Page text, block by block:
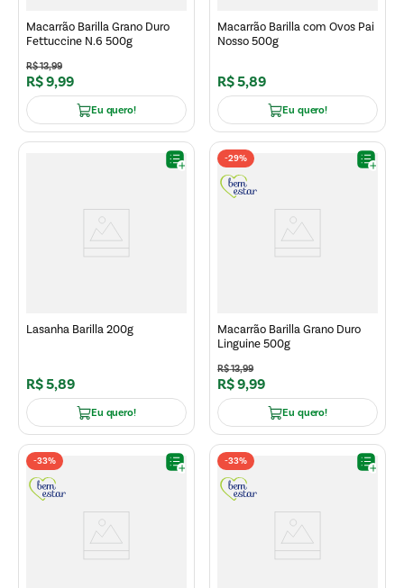
Macarrão Barilla Grano Duro
Fettuccine N.6 500g
R$13,99
R$9,99
Eu quero!
Macarrão Barilla com Ovos Pai
Nosso 500g
R$5,89
Eu quero!
Lasanha Barilla 200g
R$5,89
Eu quero!
-29%
Macarrão Barilla Grano Duro
Linguine 500g
R$13,99
R$9,99
Eu quero!
-33% -33%